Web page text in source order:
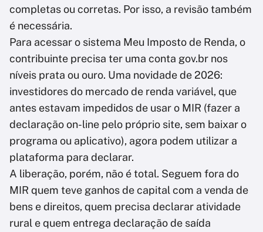
completas ou corretas. Por isso, a revisão também
é necessária.
Para acessar o sistema Meu Imposto de Renda, o
contribuinte precisa ter uma conta gov.br nos
níveis prata ou ouro. Uma novidade de 2026:
investidores do mercado de renda variável, que
antes estavam impedidos de usar o MIR (fazer a
declaração on-line pelo próprio site, sem baixar o
programa ou aplicativo), agora podem utilizar a
plataforma para declarar.
A liberação, porém, não é total. Seguem fora do
MIR quem teve ganhos de capital com a venda de
bens e direitos, quem precisa declarar atividade
rural e quem entrega declaração de saída